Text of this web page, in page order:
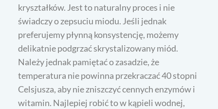
kryształków. Jest to naturalny proces i nie
świadczy o zepsuciu miodu. Jeśli jednak
preferujemy płynną konsystencję, możemy
delikatnie podgrzać skrystalizowany miód.
Należy jednak pamiętać o zasadzie, że
temperatura nie powinna przekraczać 40 stopni
Celsjusza, aby nie zniszczyć cennych enzymów i
witamin. Najlepiej robić to w kąpieli wodnej,